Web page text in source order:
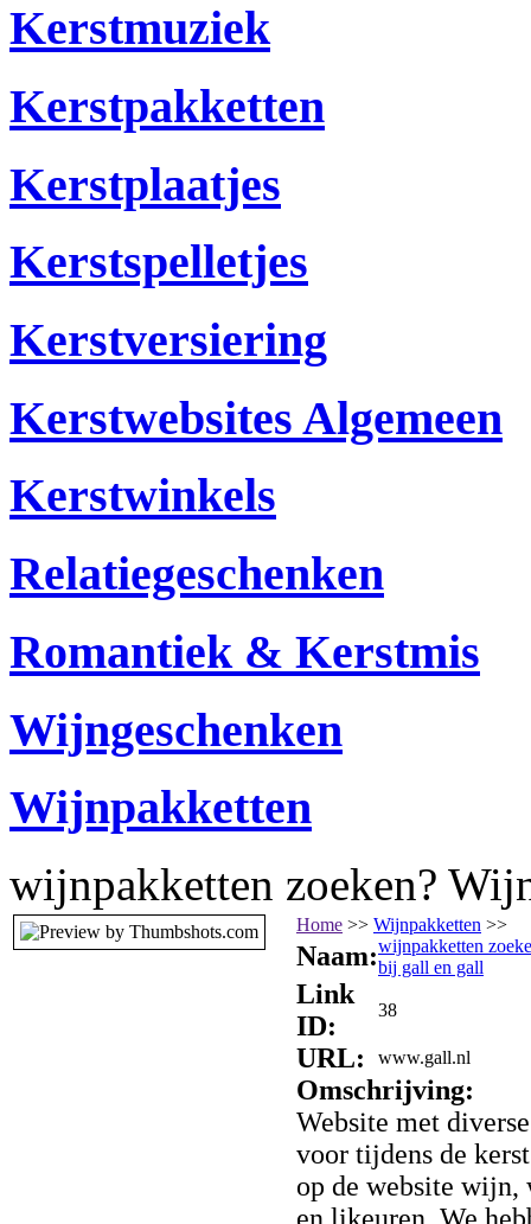
Kerstmuziek
Kerstpakketten
Kerstplaatjes
Kerstspelletjes
Kerstversiering
Kerstwebsites Algemeen
Kerstwinkels
Relatiegeschenken
Romantiek & Kerstmis
Wijngeschenken
Wijnpakketten
wijnpakketten zoeken?
Home >> Wijnpakketten >>
Naam:wijnpakketten
bij gall en gall
Link
ID:
38
URL: www.gall.nl
Omschrijving:
Website met
voor tijdens de
op de website wijn,